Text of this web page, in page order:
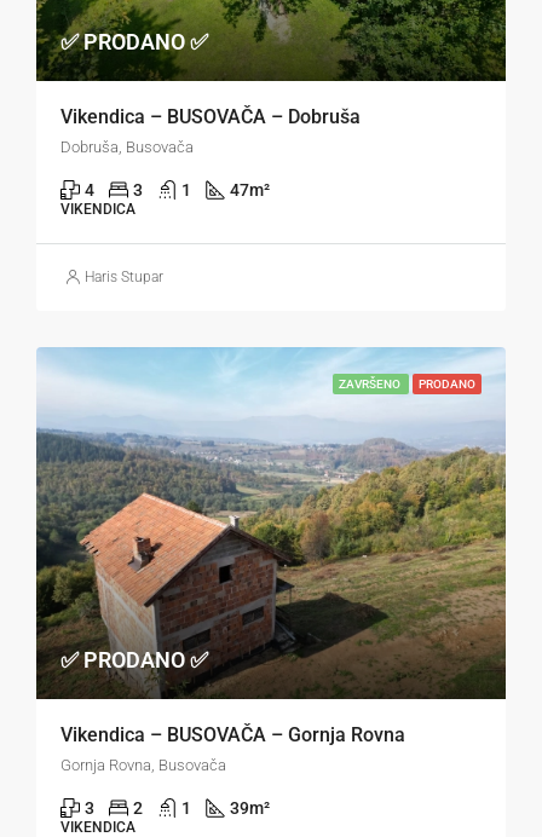
✅ PRODANO ✅
Vikendica – BUSOVAČA – Dobruša
Dobruša, Busovača
4 3 1 47m²
VIKENDICA
Haris Stupar
ZAVRŠENO PRODANO
✅ PRODANO ✅
Vikendica – BUSOVAČA – Gornja Rovna
Gornja Rovna, Busovača
3 2 1 39m²
VIKENDICA